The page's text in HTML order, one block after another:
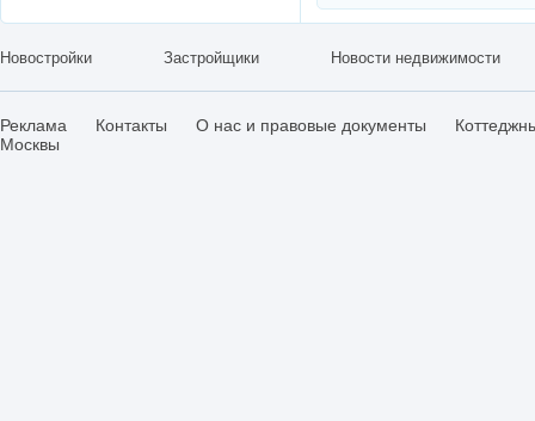
Новостройки Застройщики Новости недвижимости
Реклама Контакты О нас и правовые документы
Москвы